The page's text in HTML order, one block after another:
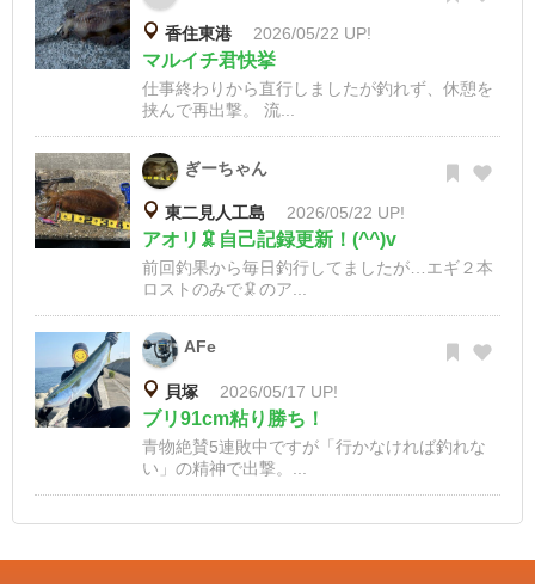
香住東港 2026/05/22 UP!
マルイチ君快挙
仕事終わりから直行しましたが釣れず、休憩を
挟んで再出撃。 流...
ぎーちゃん
東二見人工島 2026/05/22 UP!
アオリ🦑自己記録更新！(^^)v
前回釣果から毎日釣行してましたが…エギ２本
ロストのみで🦑のア...
AFe
貝塚 2026/05/17 UP!
ブリ91cm粘り勝ち！
青物絶賛5連敗中ですが「行かなければ釣れな
い」の精神で出撃。...